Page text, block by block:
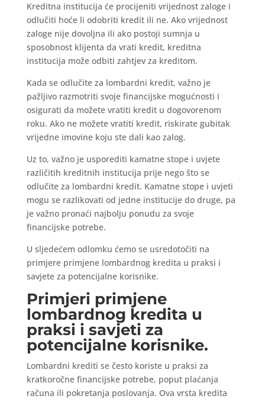
Kreditna institucija će procijeniti vrijednost zaloge i
odlučiti hoće li odobriti kredit ili ne. Ako vrijednost
zaloge nije dovoljna ili ako postoji sumnja u
sposobnost klijenta da vrati kredit, kreditna
institucija može odbiti zahtjev za kreditom.
Kada se odlučite za lombardni kredit, važno je
pažljivo razmotriti svoje financijske mogućnosti i
osigurati da možete vratiti kredit u dogovorenom
roku. Ako ne možete vratiti kredit, riskirate gubitak
vrijedne imovine koju ste dali kao zalog.
Uz to, važno je usporediti kamatne stope i uvjete
različitih kreditnih institucija prije nego što se
odlučite za lombardni kredit. Kamatne stope i uvjeti
mogu se razlikovati od jedne institucije do druge, pa
je važno pronaći najbolju ponudu za svoje
financijske potrebe.
U sljedećem odlomku ćemo se usredotočiti na
primjere primjene lombardnog kredita u praksi i
savjete za potencijalne korisnike.
Primjeri primjene
lombardnog kredita u
praksi i savjeti za
potencijalne korisnike.
Lombardni krediti se često koriste u praksi za
kratkoročne financijske potrebe, poput plaćanja
računa ili pokretanja poslovanja. Ova vrsta kredita